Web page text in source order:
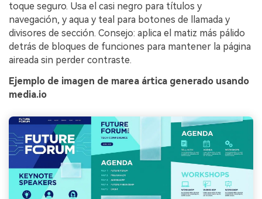
toque seguro. Usa el casi negro para títulos y
navegación, y aqua y teal para botones de llamada y
divisores de sección. Consejo: aplica el matiz más pálido
detrás de bloques de funciones para mantener la página
aireada sin perder contraste.
Ejemplo de imagen de marea ártica generado usando
media.io